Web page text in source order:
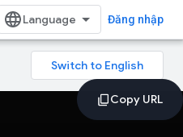
Đăng nhập